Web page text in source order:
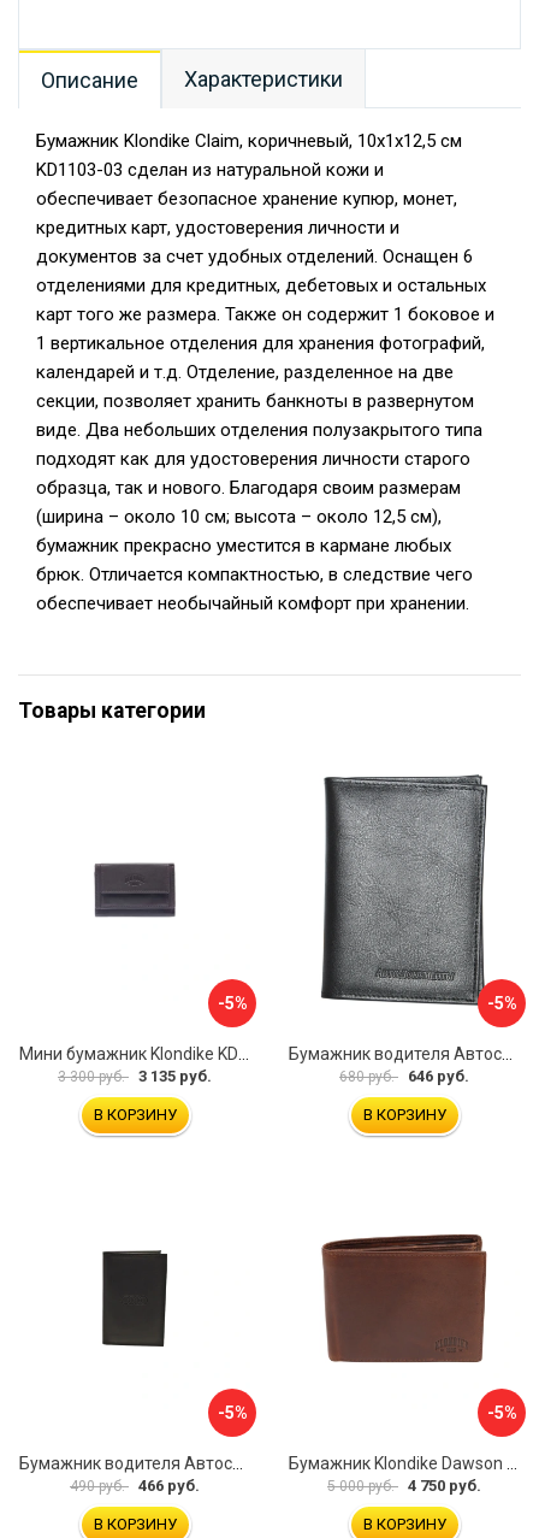
Описание Характеристики
Бумажник Klondike Claim, коричневый, 10х1х12,5 см
KD1103-03 сделан из натуральной кожи и
обеспечивает безопасное хранение купюр, монет,
кредитных карт, удостоверения личности и
документов за счет удобных отделений. Оснащен 6
отделениями для кредитных, дебетовых и остальных
карт того же размера. Также он содержит 1 боковое и
1 вертикальное отделения для хранения фотографий,
календарей и т.д. Отделение, разделенное на две
секции, позволяет хранить банкноты в развернутом
виде. Два небольших отделения полузакрытого типа
подходят как для удостоверения личности старого
образца, так и нового. Благодаря своим размерам
(ширина – около 10 см; высота – около 12,5 см),
бумажник прекрасно уместится в кармане любых
брюк. Отличается компактностью, в следствие чего
обеспечивает необычайный комфорт при хранении.
Товары категории
-5%
3 300 руб. 3 135 руб.
В КОРЗИНУ
-5%
680 руб. 646 руб.
В КОРЗИНУ
-5%
Бумажник водителя Автостоп БВЛ5Л-1
490 руб. 466 руб.
В КОРЗИНУ
-5%
Бумажник Klondike Dawson KD1124-03
5 000 руб. 4 750 руб.
В КОРЗИНУ